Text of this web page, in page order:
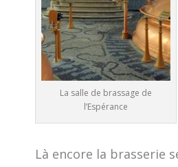
La salle de brassage de
l’Espérance
Là encore la brasserie